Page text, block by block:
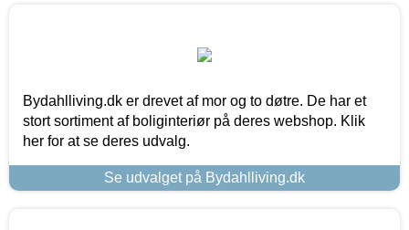
Bydahlliving.dk er drevet af mor og to døtre. De har et
stort sortiment af boliginteriør på deres webshop. Klik
her for at se deres udvalg.
Se udvalget på Bydahlliving.dk